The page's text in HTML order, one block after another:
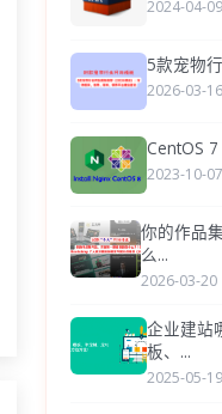
2024-04-09
5款宠物
2026-03-16
CentOS
2023-10-07
你的作品
么...
2026-03-20
企业建站
板、...
2025-05-19